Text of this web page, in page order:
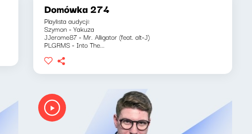
Domówka 274
Playlista audycji:
Szymon - Yakuza
JJerome87 - Mr. Alligator (feat. alt-J)
PLGRMS - Into The...